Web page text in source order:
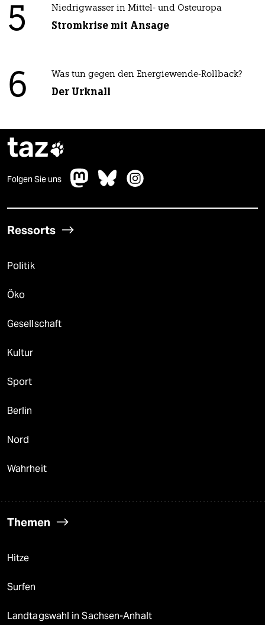
5 Niedrigwasser in Mittel- und Osteuropa
Stromkrise mit Ansage
6 Was tun gegen den Energiewende-Rollback?
Der Urknall
taz
Folgen Sie uns
Ressorts
Politik
Öko
Gesellschaft
Kultur
Sport
Berlin
Nord
Wahrheit
Themen
Hitze
Surfen
Landtagswahl in Sachsen-Anhalt